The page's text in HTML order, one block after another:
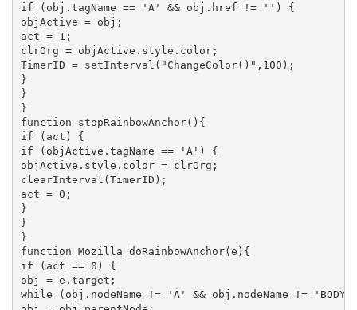
if (obj.tagName == 'A' && obj.href != '') {
objActive = obj;
act = 1;
clrOrg = objActive.style.color;
TimerID = setInterval("ChangeColor()",100);
}
}
}
function stopRainbowAnchor(){
if (act) {
if (objActive.tagName == 'A') {
objActive.style.color = clrOrg;
clearInterval(TimerID);
act = 0;
}
}
}
function Mozilla_doRainbowAnchor(e){
if (act == 0) {
obj = e.target;
while (obj.nodeName != 'A' && obj.nodeName !=